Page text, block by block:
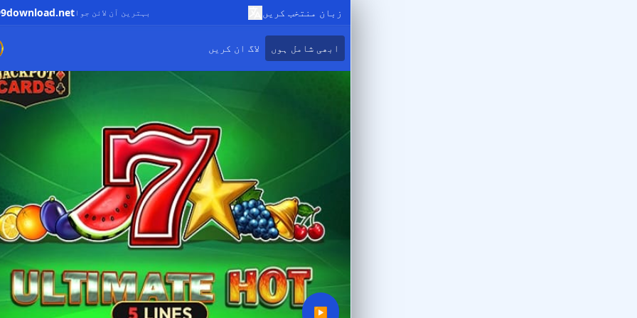
بہترین آن لائن جوا زبان منتخب کریں
لاگ ان کریں ابھی شامل ہوں
▶